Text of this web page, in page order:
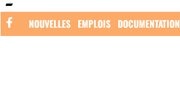
NOUVELLES EMPLOIS DOCUMENTATION
Éducation